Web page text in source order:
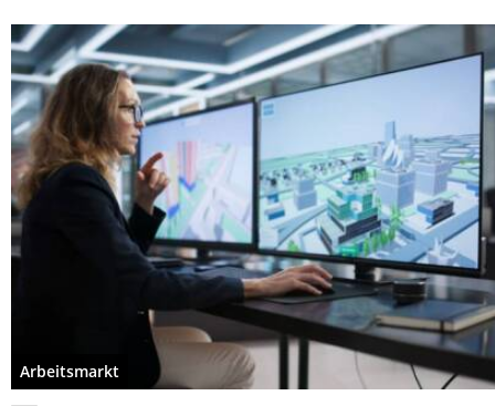
Arbeitsmarkt